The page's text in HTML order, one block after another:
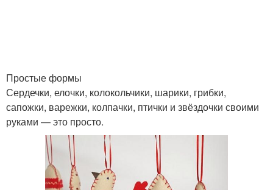
Простые формы
Сердечки, елочки, колокольчики, шарики, грибки,
сапожки, варежки, колпачки, птички и звёздочки своими
руками — это просто.